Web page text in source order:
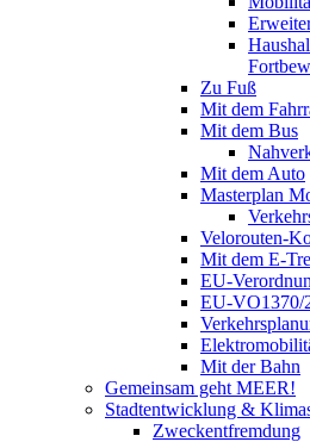
Zu Fuß
Mit dem
Mit dem Bus
Mit dem Auto
Masterplan
Velorouten-
Mit dem E-
EU-
EU-VO1370/
Mit der Bahn
Gemeinsam geht MEER!
Stadtentwicklung &
Zweckentfremdung